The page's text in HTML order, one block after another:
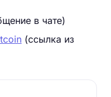
в чате)
(ссылка из